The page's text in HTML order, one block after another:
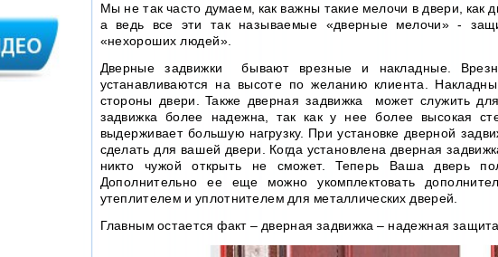
Мы не так часто думаем, как важны такие мелочи в двери,
а ведь все эти так называемые «дверные мелочи» -
«нехороших людей».
Дверные задвижки бывают врезные и накладные.
устанавливаются на высоте по желанию клиента.
стороны двери. Также дверная задвижка может служить
задвижка более надежна, так как у нее более высокая
выдерживает большую нагрузку. При установке дверной
сделать для вашей двери. Когда установлена дверная
никто чужой открыть не сможет. Теперь Ваша дверь
Дополнительно ее еще можно укомплектовать
утеплителем и уплотнителем для металлических дверей.
Главным остается факт – дверная задвижка – надежная